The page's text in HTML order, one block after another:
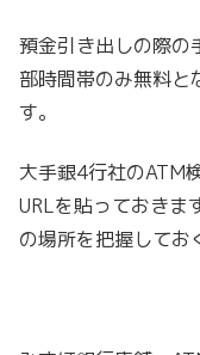
預金引き出しの際の
部時間帯のみ無料と
す。
大手銀4行社のATM
URLを貼っておきま
の場所を把握してお